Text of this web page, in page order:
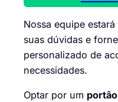
Nossa equipe
suas dúvidas e
personalizado de
necessidades.
Optar por um